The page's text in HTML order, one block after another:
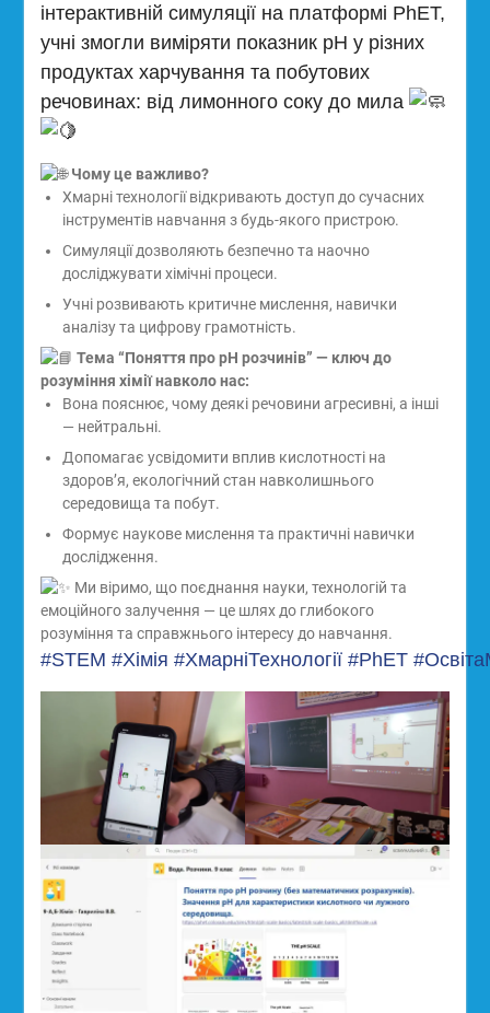
інтерактивній симуляції на платформі PhET,
учні змогли виміряти показник pH у різних
продуктах харчування та побутових
речовинах: від лимонного соку до мила
Чому це важливо?
Хмарні технології відкривають доступ до сучасних
інструментів навчання з будь-якого пристрою.
Симуляції дозволяють безпечно та наочно
досліджувати хімічні процеси.
Учні розвивають критичне мислення, навички
аналізу та цифрову грамотність.
Тема “Поняття про pH розчинів” — ключ до
розуміння хімії навколо нас:
Вона пояснює, чому деякі речовини агресивні, а інші
— нейтральні.
Допомагає усвідомити вплив кислотності на
здоров’я, екологічний стан навколишнього
середовища та побут.
Формує наукове мислення та практичні навички
дослідження.
Ми віримо, що поєднання науки, технологій та
емоційного залучення — це шлях до глибокого
розуміння та справжнього інтересу до навчання.
#STEM #Хімія #ХмарніТехнології #PhET